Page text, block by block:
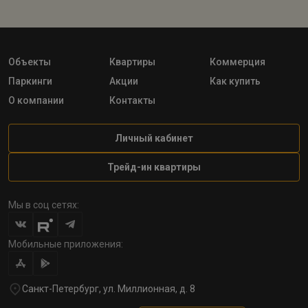
Объекты Квартиры
Коммерция
Паркинги
Акции
Как купить
О компании
Контакты
Личный кабинет
Трейд-ин квартиры
Мы в соц сетях:
Мобильные приложения:
Санкт-Петербург, ул. Миллионная, д. 8